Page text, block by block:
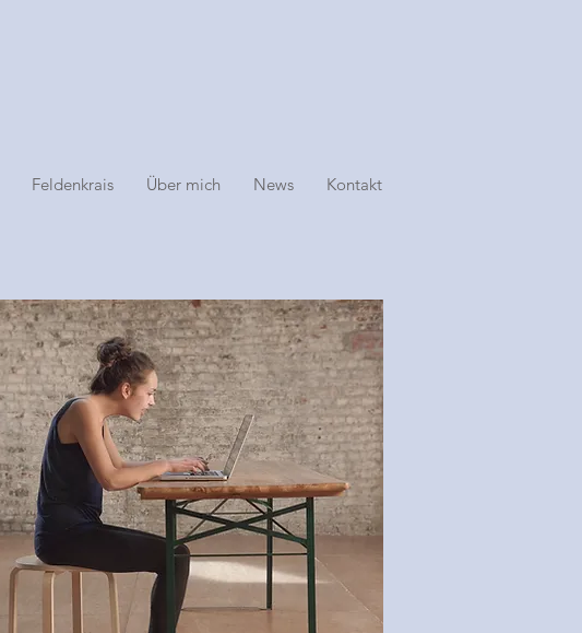
Feldenkrais Über mich News Kontakt